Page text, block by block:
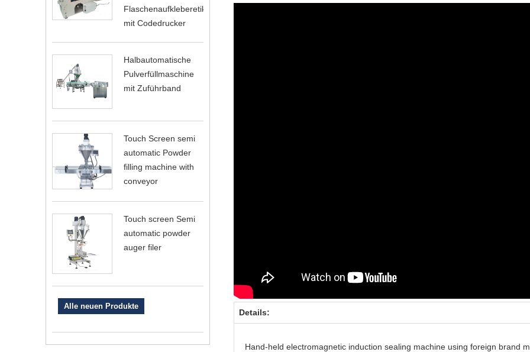
Flaschenaufkleberetikett
mit Codedrucker
Halbautomatische
Pulverfüllmaschine
mit Zuführband
Touch Screen semi
automatic Powder
filling machine with
conveyor
Touch screen Semi
automatic powder
auger filer
Alle neuen Produkte
Details:
Hand-held electromagnetic induction sealing machine using foreign brand